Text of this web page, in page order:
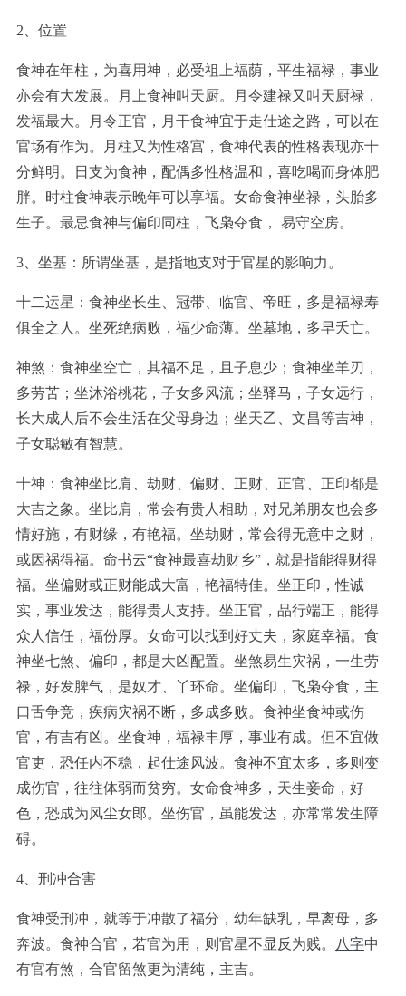
2、位置
食神在年柱，为喜用神，必受祖上福荫，平生福禄，事业
亦会有大发展。月上食神叫天厨。月令建禄又叫天厨禄，
发福最大。月令正官，月干食神宜于走仕途之路，可以在
官场有作为。月柱又为性格宫，食神代表的性格表现亦十
分鲜明。日支为食神，配偶多性格温和，喜吃喝而身体肥
胖。时柱食神表示晚年可以享福。女命食神坐禄，头胎多
生子。最忌食神与偏印同柱，飞枭夺食， 易守空房。
3、坐基： 所谓坐基，是指地支对于官星的影响力。
十二运星：食神坐长生、冠带、临官、帝旺，多是福禄寿
俱全之人。坐死绝病败，福少命薄。坐墓地，多早夭亡。
神煞：食神坐空亡，其福不足，且子息少；食神坐羊刃，
多劳苦；坐沐浴桃花，子女多风流；坐驿马，子女远行，
长大成人后不会生活在父母身边；坐天乙、文昌等吉神，
子女聪敏有智慧。
十神：食神坐比肩、劫财、偏财、正财、正官、正印都是
大吉之象。坐比肩，常会有贵人相助，对兄弟朋友也会多
情好施，有财缘，有艳福。坐劫财，常会得无意中之财，
或因祸得福。命书云“食神最喜劫财乡”，就是指能得财得
福。坐偏财或正财能成大富，艳福特佳。坐正印，性诚
实，事业发达，能得贵人支持。坐正官，品行端正，能得
众人信任，福份厚。女命可以找到好丈夫，家庭幸福。食
神坐七煞、偏印，都是大凶配置。坐煞易生灾祸，一生劳
禄，好发脾气，是奴才、丫环命。坐偏印，飞枭夺食，主
口舌争竞，疾病灾祸不断，多成多败。食神坐食神或伤
官，有吉有凶。坐食神，福禄丰厚，事业有成。但不宜做
官吏，恐任内不稳，起仕途风波。食神不宜太多，多则变
成伤官，往往体弱而贫穷。女命食神多，天生妾命，好
色，恐成为风尘女郎。坐伤官，虽能发达，亦常常发生障
碍。
4、刑冲合害
食神受刑冲，就等于冲散了福分，幼年缺乳，早离母，多
奔波。食神合官，若官为用，则官星不显反为贱。
八字中
有官有煞，合官留煞更为清纯，主吉。